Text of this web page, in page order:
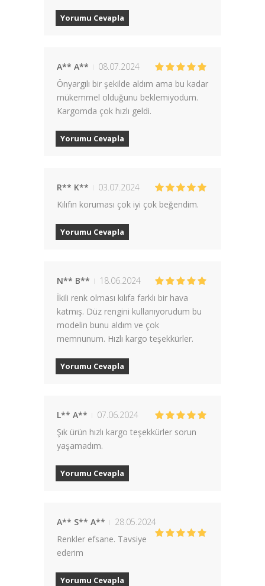
Yorumu Cevapla
A** A**
08.07.2024
Önyargılı bir şekilde aldım ama bu kadar
mükemmel olduğunu beklemiyodum.
Kargomda çok hızlı geldi.
Yorumu Cevapla
R** K**
03.07.2024
Kılıfın koruması çok iyi çok beğendim.
Yorumu Cevapla
N** B**
18.06.2024
İkili renk olması kılıfa farklı bir hava
katmış. Düz rengini kullanıyorudum bu
modelin bunu aldım ve çok
memnunum. Hızlı kargo teşekkürler.
Yorumu Cevapla
L** A**
07.06.2024
Şık ürün hızlı kargo teşekkürler sorun
yaşamadım.
Yorumu Cevapla
A** S** A**
28.05.2024
Renkler efsane. Tavsiye
ederim
Yorumu Cevapla